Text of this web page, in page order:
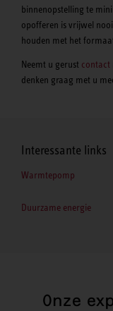
binnenopstelling te
opofferen is vrijwel
houden met het
Neemt u gerust contact
denken graag met u
Interessante links
Warmtepomp
Duurzame energie
Onze